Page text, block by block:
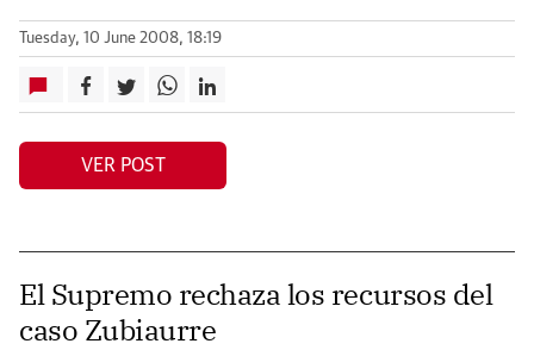
Tuesday, 10 June 2008, 18:19
VER POST
El Supremo rechaza los recursos del
caso Zubiaurre